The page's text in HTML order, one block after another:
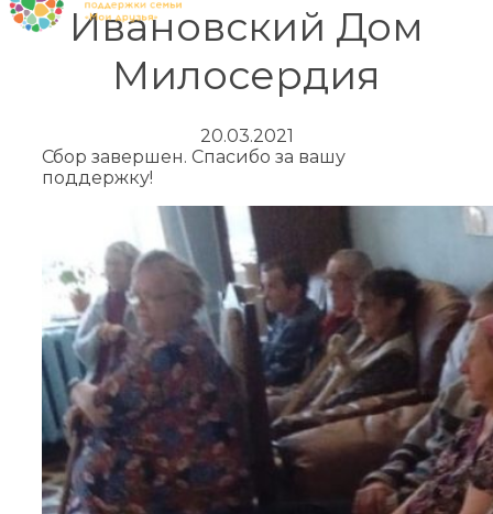
Ивановский Дом
Милосердия
20.03.2021
Сбор завершен. Спасибо за вашу
поддержку!